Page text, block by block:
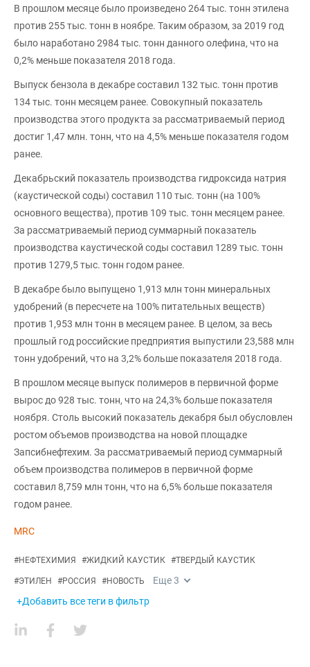
В прошлом месяце было произведено 264 тыс. тонн этилена
против 255 тыс. тонн в ноябре. Таким образом, за 2019 год
было наработано 2984 тыс. тонн данного олефина, что на
0,2% меньше показателя 2018 года.
Выпуск бензола в декабре составил 132 тыс. тонн против
134 тыс. тонн месяцем ранее. Совокупный показатель
производства этого продукта за рассматриваемый период
достиг 1,47 млн. тонн, что на 4,5% меньше показателя годом
ранее.
Декабрьский показатель производства гидроксида натрия
(каустической соды) составил 110 тыс. тонн (на 100%
основного вещества), против 109 тыс. тонн месяцем ранее.
За рассматриваемый период суммарный показатель
производства каустической соды составил 1289 тыс. тонн
против 1279,5 тыс. тонн годом ранее.
В декабре было выпущено 1,913 млн тонн минеральных
удобрений (в пересчете на 100% питательных веществ)
против 1,953 млн тонн в месяцем ранее. В целом, за весь
прошлый год российские предприятия выпустили 23,588 млн
тонн удобрений, что на 3,2% больше показателя 2018 года.
В прошлом месяце выпуск полимеров в первичной форме
вырос до 928 тыс. тонн, что на 24,3% больше показателя
ноября. Столь высокий показатель декабря был обусловлен
ростом объемов производства на новой площадке
Запсибнефтехим. За рассматриваемый период суммарный
объем производства полимеров в первичной форме
составил 8,759 млн тонн, что на 6,5% больше показателя
годом ранее.
MRC
#НЕФТЕХИМИЯ #ЖИДКИЙ КАУСТИК #ТВЕРДЫЙ КАУСТИК
#ЭТИЛЕН #РОССИЯ #НОВОСТЬ Еще3
+Добавить все теги в фильтр